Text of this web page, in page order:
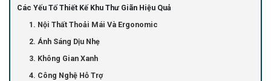
Các Yếu Tố Thiết Kế Khu Thư Giãn Hiệu Quả
1. Nội Thất Thoải Mái Và Ergonomic
2. Ánh Sáng Dịu Nhẹ
3. Không Gian Xanh
4. Công Nghệ Hỗ Trợ